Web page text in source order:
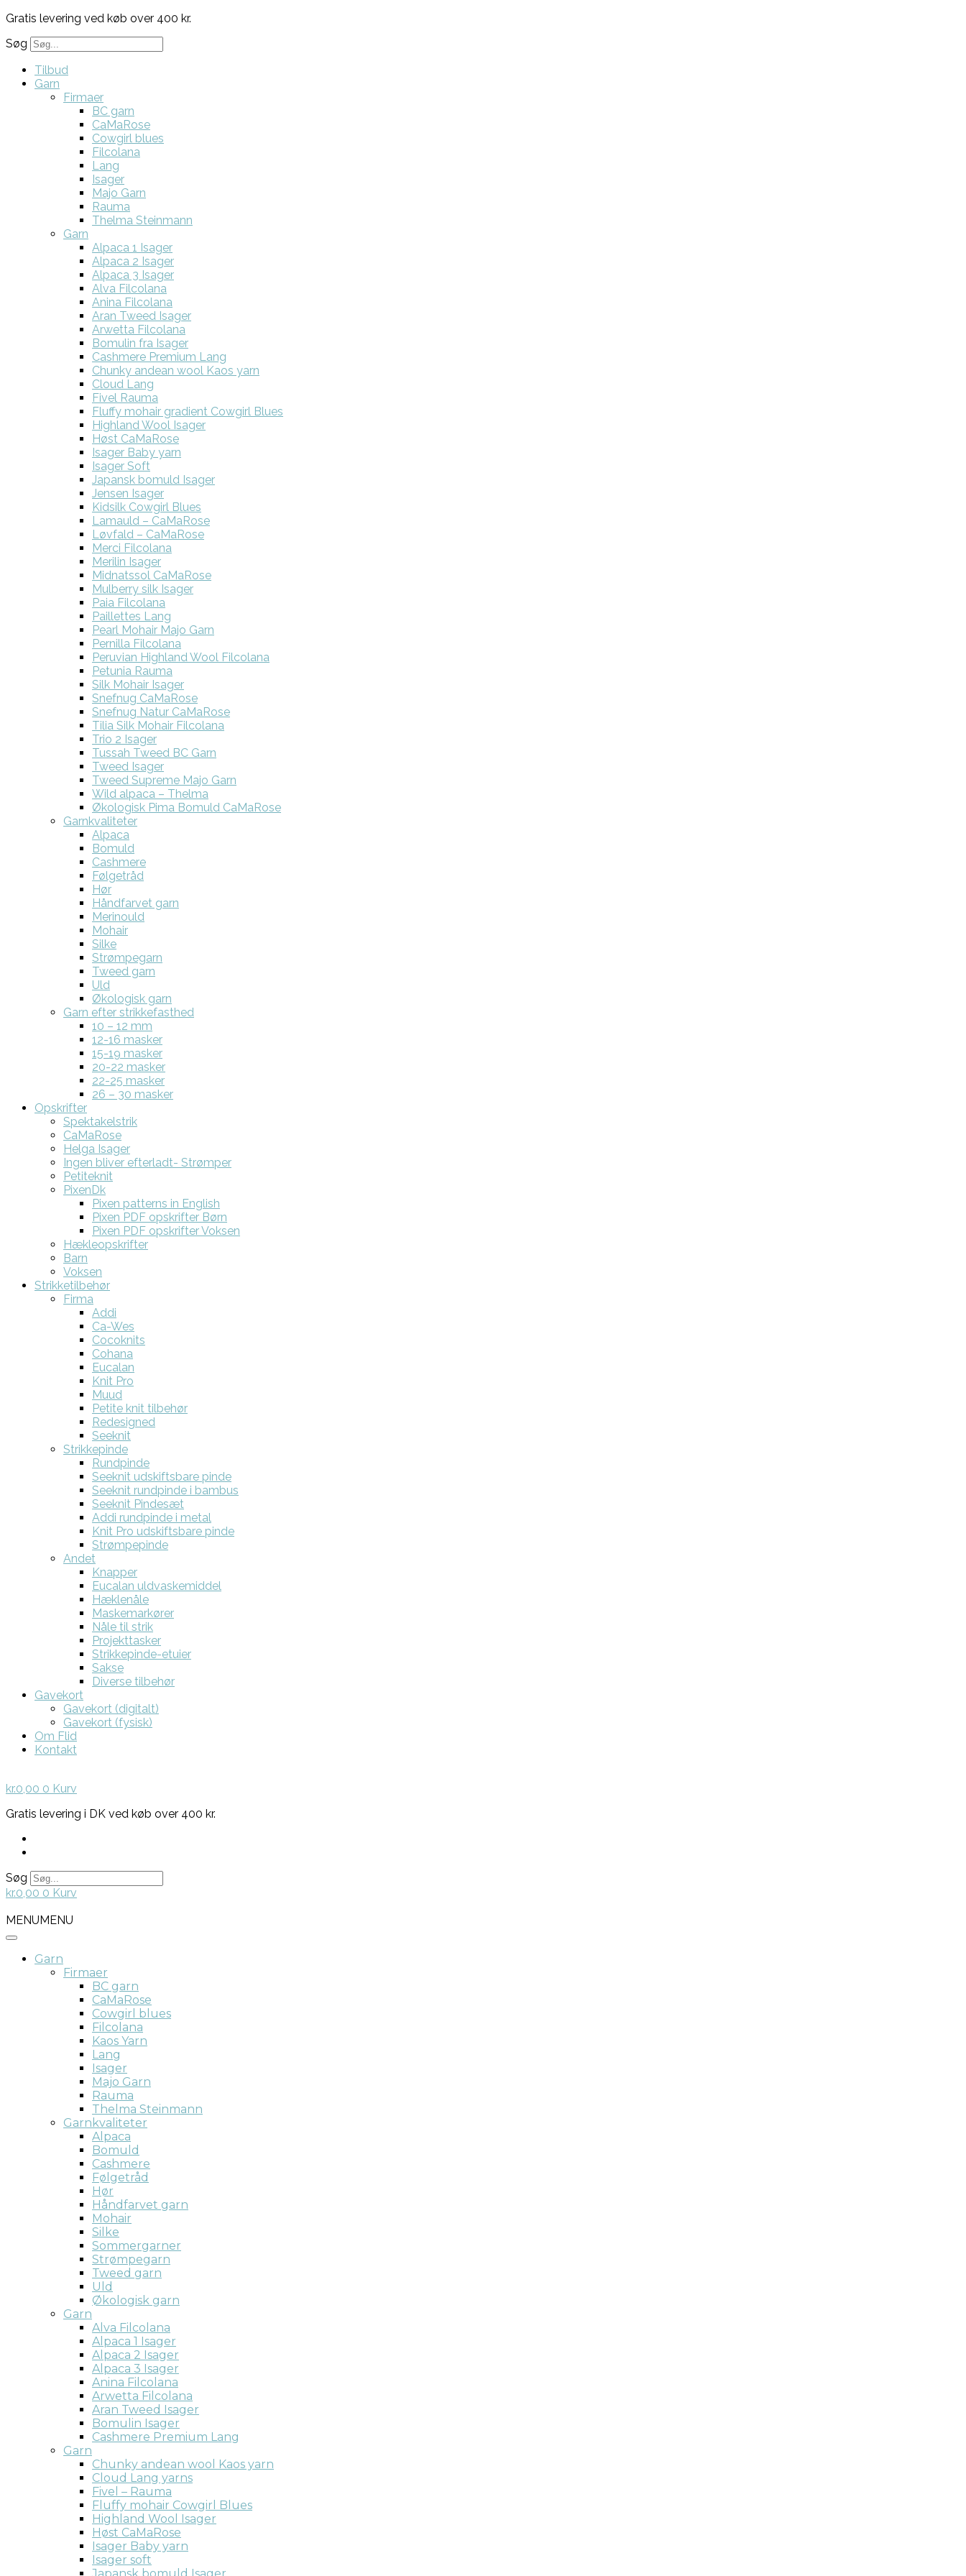
Gratis levering ved køb over 400 kr.
Søg
Tilbud
Garn
Firmaer
BC garn
CaMaRose
Cowgirl blues
Filcolana
Lang
Isager
Majo Garn
Rauma
Thelma Steinmann
Garn
Alpaca 1 Isager
Alpaca 2 Isager
Alpaca 3 Isager
Alva Filcolana
Anina Filcolana
Aran Tweed Isager
Arwetta Filcolana
Bomulin fra Isager
Cashmere Premium Lang
Chunky andean wool Kaos yarn
Cloud Lang
Fivel Rauma
Fluffy mohair gradient Cowgirl Blues
Highland Wool Isager
Høst CaMaRose
Isager Baby yarn
Isager Soft
Japansk bomuld Isager
Jensen Isager
Kidsilk Cowgirl Blues
Lamauld – CaMaRose
Løvfald – CaMaRose
Merci Filcolana
Merilin Isager
Midnatssol CaMaRose
Mulberry silk Isager
Paia Filcolana
Paillettes Lang
Pearl Mohair Majo Garn
Pernilla Filcolana
Peruvian Highland Wool Filcolana
Petunia Rauma
Silk Mohair Isager
Snefnug CaMaRose
Snefnug Natur CaMaRose
Tilia Silk Mohair Filcolana
Trio 2 Isager
Tussah Tweed BC Garn
Tweed Isager
Tweed Supreme Majo Garn
Wild alpaca – Thelma
Økologisk Pima Bomuld CaMaRose
Garnkvaliteter
Alpaca
Bomuld
Cashmere
Følgetråd
Hør
Håndfarvet garn
Merinould
Mohair
Silke
Strømpegarn
Tweed garn
Uld
Økologisk garn
Garn efter strikkefasthed
10 – 12 mm
12-16 masker
15-19 masker
20-22 masker
22-25 masker
26 – 30 masker
Opskrifter
Spektakelstrik
CaMaRose
Helga Isager
Ingen bliver efterladt- Strømper
Petiteknit
PixenDk
Pixen patterns in English
Pixen PDF opskrifter Børn
Pixen PDF opskrifter Voksen
Hækleopskrifter
Barn
Voksen
Strikketilbehør
Firma
Addi
Ca-Wes
Cocoknits
Cohana
Eucalan
Knit Pro
Muud
Petite knit tilbehør
Redesigned
Seeknit
Strikkepinde
Rundpinde
Seeknit udskiftsbare pinde
Seeknit rundpinde i bambus
Seeknit Pindesæt
Addi rundpinde i metal
Knit Pro udskiftsbare pinde
Strømpepinde
Andet
Knapper
Eucalan uldvaskemiddel
Hæklenåle
Maskemarkører
Nåle til strik
Projekttasker
Strikkepinde-etuier
Sakse
Diverse tilbehør
Gavekort
Gavekort (digitalt)
Gavekort (fysisk)
Om Flid
Kontakt
kr.0,00 0 Kurv
Gratis levering i DK ved køb over 400 kr.
Søg
kr.0,00 0 Kurv
MENUMENU
Garn
Firmaer
BC garn
CaMaRose
Cowgirl blues
Filcolana
Kaos Yarn
Lang
Isager
Majo Garn
Rauma
Thelma Steinmann
Garnkvaliteter
Alpaca
Bomuld
Cashmere
Følgetråd
Hør
Håndfarvet garn
Mohair
Silke
Sommergarner
Strømpegarn
Tweed garn
Uld
Økologisk garn
Garn
Alva Filcolana
Alpaca 1 Isager
Alpaca 2 Isager
Alpaca 3 Isager
Anina Filcolana
Arwetta Filcolana
Aran Tweed Isager
Bomulin Isager
Cashmere Premium Lang
Garn
Chunky andean wool Kaos yarn
Cloud Lang yarns
Fivel – Rauma
Fluffy mohair Cowgirl Blues
Highland Wool Isager
Høst CaMaRose
Isager Baby yarn
Isager soft